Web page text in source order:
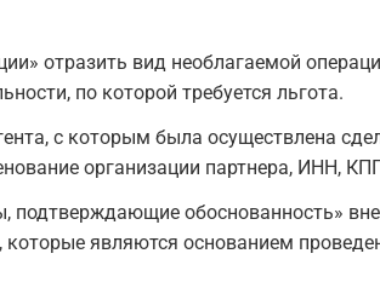
отразить вид необлагаемой
по которой требуется льгота.
с которым была осуществлена
организации партнера, ИНН,
подтверждающие обоснованность»
которые являются основанием